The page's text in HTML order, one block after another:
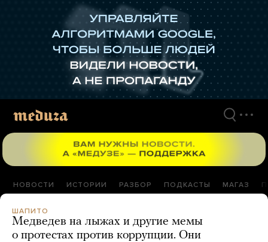
НОВОСТИ ИСТОРИИ РАЗБОР ПОДКАСТЫ МАГАЗ
ШАПИТО
Медведев на лыжах и другие мемы
о протестах против коррупции. Они